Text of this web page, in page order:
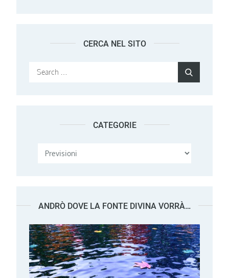
CERCA NEL SITO
Search
CATEGORIE
Categorie
ANDRÒ DOVE LA FONTE DIVINA VORRÀ…